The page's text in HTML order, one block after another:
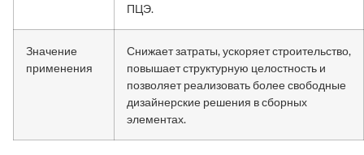
ПЦЭ.
Значение
применения
Снижает затраты, ускоряет строительство,
повышает структурную целостность и
позволяет реализовать более свободные
дизайнерские решения в сборных
элементах.